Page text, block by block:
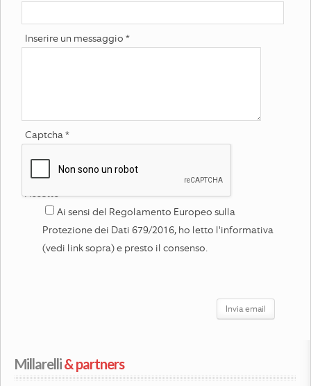
Inserire un messaggio *
Captcha*
Accetto*
Ai sensi del Regolamento Europeo sulla
Protezione dei Dati 679/2016, ho letto l'informativa
(vedi link sopra) e presto il consenso.
Invia email
Millarelli & partners